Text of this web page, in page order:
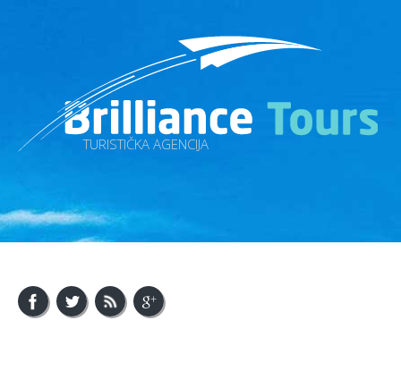
TURISTIČKA AGENCIJA